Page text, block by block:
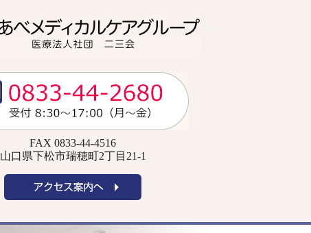
FAX 0833-44-4516
山口県下松市瑞穂町2丁目21-1